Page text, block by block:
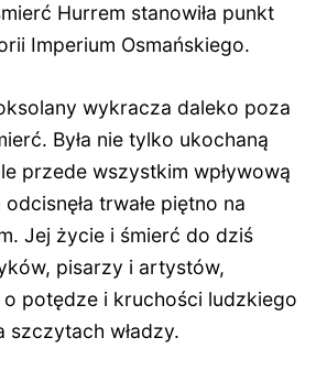
Hurrem stanowiła punkt
Imperium Osmańskiego.
wykracza daleko poza
Była nie tylko ukochaną
przede wszystkim wpływową
trwałe piętno na
Jej życie i śmierć do dziś
pisarzy i artystów,
potędze i kruchości ludzkiego
szczytach władzy.